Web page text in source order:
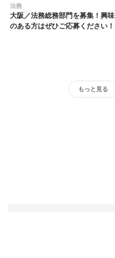
法務
大阪／法務総務部門を募集！興味
のある方はぜひご応募ください！
もっと見る